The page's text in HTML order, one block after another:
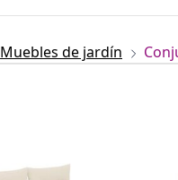
Muebles de jardín